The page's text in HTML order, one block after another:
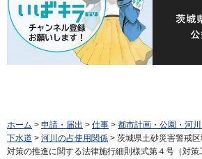
ホーム > 申請・届出 > 仕事 > 都市計画・公園・河
下水道 > 河川の占使用関係 > 茨城県土砂災害警戒
対策の推進に関する法律施行細則様式第４号（対策